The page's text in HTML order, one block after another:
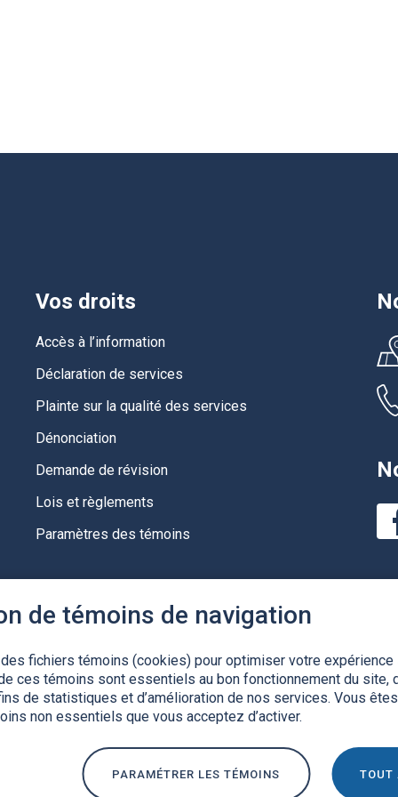
de témoins de navigation
fichiers témoins (cookies) pour optimiser votre expérience
ces témoins sont essentiels au bon fonctionnement du site,
de statistiques et d’amélioration de nos services. Vous
non essentiels que vous acceptez d’activer.
PARAMÉTRER LES TÉMOINS TOUT
Vos droits
Accès à l’information
Déclaration de services
Plainte sur la qualité des services
Dénonciation
Demande de révision
Lois et règlements
Paramètres des témoins
de la Charte de la langue française Politique de